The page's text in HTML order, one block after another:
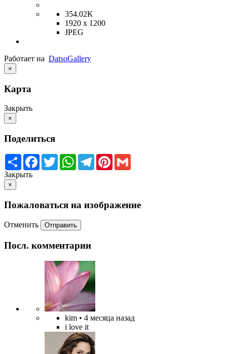
354.02K
1920 x 1200
JPEG
Работает на DatsoGallery
×
Карта
Закрыть
×
Поделиться
Share Facebook
TwitterWhatsApp
TelegramPinterest
Закрыть
×
Пожаловаться на изображение
Отменить Отправить
Посл. комментарии
kim • 4 месяца назад
i love it